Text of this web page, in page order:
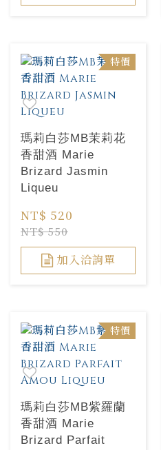
特價
瑪莉白莎MB茉莉花
香甜酒 Marie
Brizard Jasmin
Liqueu
NT$ 520
NT$ 550
加入洽詢單
特價
瑪莉白莎MB紫羅蘭
香甜酒 Marie
Brizard Parfait